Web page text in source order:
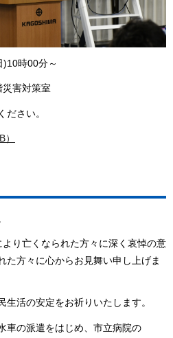
時00分～
害対策室
ださい。
り亡くなられた方々に深く哀悼の意
た方々に心からお見舞い申し上げま
活の安定をお祈りいたします。
車の派遣をはじめ、市立病院の